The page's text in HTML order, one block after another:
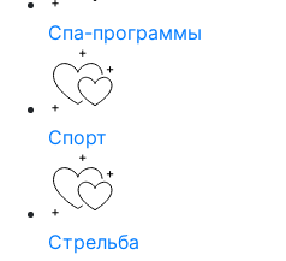
Спа-программы
Спорт
Стрельба